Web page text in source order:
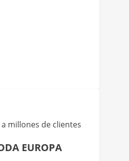
millones de clientes
EUROPA